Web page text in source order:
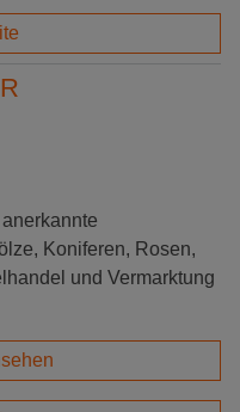
Koniferen, Rosen,
und Vermarktung